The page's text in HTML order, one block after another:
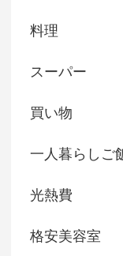
料理
スーパー
買い物
一人暮らしご
光熱費
格安美容室